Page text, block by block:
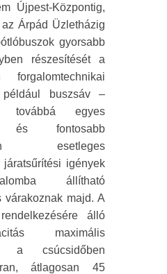
Újpest-Központig,
Árpád Üzletházig
gyorsabb
részesítését a
buszsáv –
továbbá egyes
és fontosabb
esetleges
igények
állítható
várakoznak majd. A
álló
maximális
a csúcsidőben
átlagosan 45